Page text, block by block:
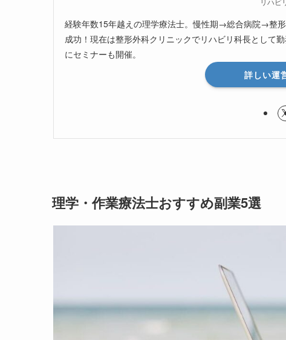
経験年数15年越えの理学療法士。慢性期→総合病院→整
成功！現在は整形外科クリニックでリハビリ科長として
にセミナーも開催。
詳しい運
理学・作業療法士おすすめ副業5選